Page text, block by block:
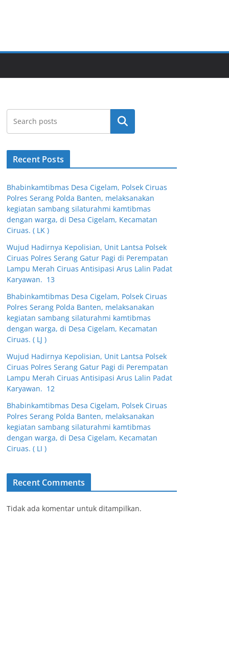
Cari
Recent Posts
Bhabinkamtibmas Desa Cigelam, Polsek Ciruas
Polres Serang Polda Banten, melaksanakan
kegiatan sambang silaturahmi kamtibmas
dengan warga, di Desa Cigelam, Kecamatan
Ciruas. ( LK )
Wujud Hadirnya Kepolisian, Unit Lantsa Polsek
Ciruas Polres Serang Gatur Pagi di Perempatan
Lampu Merah Ciruas Antisipasi Arus Lalin Padat
Karyawan. 13
Bhabinkamtibmas Desa Cigelam, Polsek Ciruas
Polres Serang Polda Banten, melaksanakan
kegiatan sambang silaturahmi kamtibmas
dengan warga, di Desa Cigelam, Kecamatan
Ciruas. ( LJ )
Wujud Hadirnya Kepolisian, Unit Lantsa Polsek
Ciruas Polres Serang Gatur Pagi di Perempatan
Lampu Merah Ciruas Antisipasi Arus Lalin Padat
Karyawan. 12
Bhabinkamtibmas Desa Cigelam, Polsek Ciruas
Polres Serang Polda Banten, melaksanakan
kegiatan sambang silaturahmi kamtibmas
dengan warga, di Desa Cigelam, Kecamatan
Ciruas. ( LI )
Recent Comments
Tidak ada komentar untuk ditampilkan.